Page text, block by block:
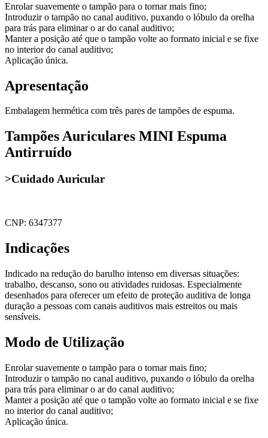
Enrolar suavemente o tampão para o tornar mais fino;
Introduzir o tampão no canal auditivo, puxando o lóbulo da orelha
para trás para eliminar o ar do canal auditivo;
Manter a posição até que o tampão volte ao formato inicial e se fixe
no interior do canal auditivo;
Aplicação única.
Apresentação
Embalagem hermética com três pares de tampões de espuma.
Tampões Auriculares MINI Espuma
Antirruído
>Cuidado Auricular
CNP: 6347377
Indicações
Indicado na redução do barulho intenso em diversas situações:
trabalho, descanso, sono ou atividades ruidosas. Especialmente
desenhados para oferecer um efeito de proteção auditiva de longa
duração a pessoas com canais auditivos mais estreitos ou mais
sensíveis.
Modo de Utilização
Enrolar suavemente o tampão para o tornar mais fino;
Introduzir o tampão no canal auditivo, puxando o lóbulo da orelha
para trás para eliminar o ar do canal auditivo;
Manter a posição até que o tampão volte ao formato inicial e se fixe
no interior do canal auditivo;
Aplicação única.